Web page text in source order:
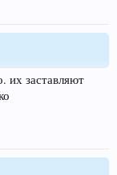
их заставляют